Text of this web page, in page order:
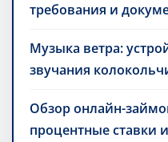
требования и
Музыка ветра:
звучания
Обзор онлайн-
процентные ставки